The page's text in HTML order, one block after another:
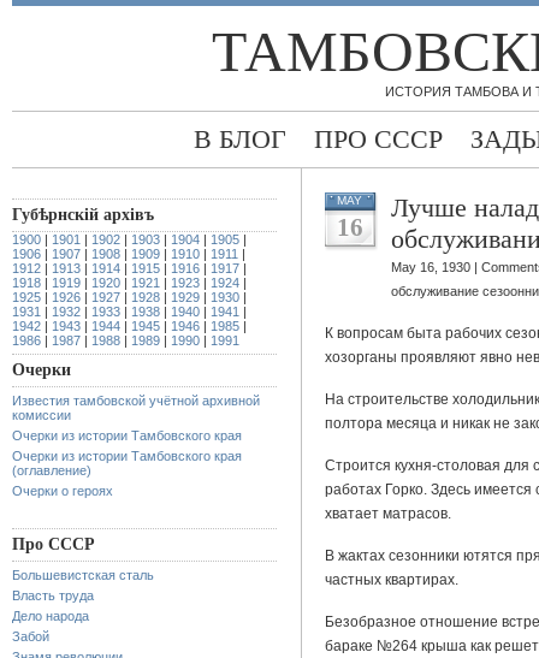
ИСТОРИЯ ТАМБОВА
В БЛОГ ПРО СССР
Губѣрнскiй архiвъ
1900 | 1901 | 1902 | 1903 | 1904 | 1905 |
1906 | 1907 | 1908 | 1909 | 1910 | 1911 |
1912 | 1913 | 1914 | 1915 | 1916 | 1917 |
1918 | 1919 | 1920 | 1921 | 1923 | 1924 |
1925 | 1926 | 1927 | 1928 | 1929 | 1930 |
1931 | 1932 | 1933 | 1938 | 1940 | 1941 |
1942 | 1943 | 1944 | 1945 | 1946 | 1985 |
1986 | 1987 | 1988 | 1989 | 1990 | 1991
Очерки
Известия тамбовской учётной архивной
комиссии
Очерки из истории Тамбовского края
Очерки из истории Тамбовского края
(оглавление)
Очерки о героях
Про СССР
Большевистская сталь
Власть труда
Дело народа
Забой
MAY
16
Лучше
May 16, 1930 |
обслуживание
К вопросам быта рабочих
хозорганы проявляют явно
На строительстве
полтора месяца и никак не
Строится кухня-столовая для
работах Горко. Здесь
хватает матрасов.
В жактах сезонники ютятся
частных квартирах.
Безобразное отношение
бараке №264 крыша как